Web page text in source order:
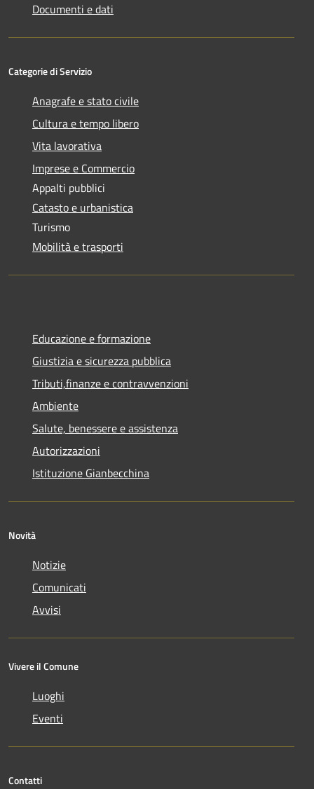
Documenti e dati
Categorie di Servizio
Anagrafe e stato civile
Cultura e tempo libero
Vita lavorativa
Imprese e Commercio
Appalti pubblici
Catasto e urbanistica
Turismo
Mobilità e trasporti
Educazione e formazione
Giustizia e sicurezza pubblica
Tributi,finanze e contravvenzioni
Ambiente
Salute, benessere e assistenza
Autorizzazioni
Istituzione Gianbecchina
Novità
Notizie
Comunicati
Avvisi
Vivere il Comune
Luoghi
Eventi
Contatti